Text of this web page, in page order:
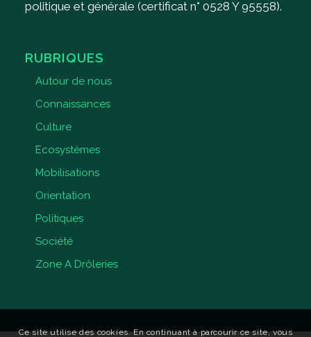
politique et générale (certificat n° 0528 Y 95558).
RUBRIQUES
Autour de nous
Connaissances
Culture
Ecosystèmes
Mobilisations
Orientation
Politiques
Société
Zone A Drôleries
Ce site utilise des cookies. En continuant à parcourir ce site, vous